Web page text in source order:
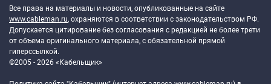
Все права на материалы и новости, опубликованные на сайте
www.cableman.ru, охраняются в соответствии с законодательством РФ.
Допускается цитирование без согласования с редакцией не более трети
от объема оригинального материала, с обязательной прямой
гиперссылкой.
©2005 - 2026 «Кабельщик»